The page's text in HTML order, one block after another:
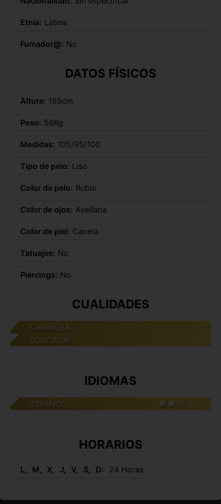
Etnia: Latina
Fumador@: No
DATOS FÍSICOS
Altura: 159cm
Peso: 56Kg
Medidas: 105/95/100
Tipo de pelo: Liso
Color de pelo: Rubio
Color de ojos: Avellana
Color de piel: Canela
Tatuajes: No
Piercings: No
CUALIDADES
CARIÑOSA
EDUCADA
IDIOMAS
ESPAÑOL
HORARIOS
L M X J V S D 24 Horas